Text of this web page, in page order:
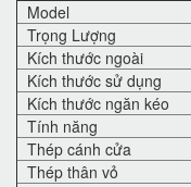
Model
Trọng Lượng
Kích thước ngoài
Kích thước sử dụng
Kích thước ngăn kéo
Tính năng
Thép cánh cửa
Thép thân vỏ